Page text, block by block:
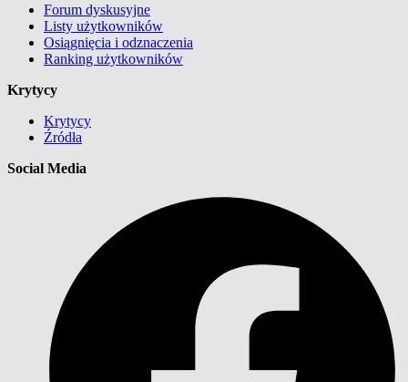
Forum dyskusyjne
Listy użytkowników
Osiągnięcia i odznaczenia
Ranking użytkowników
Krytycy
Krytycy
Źródła
Social Media